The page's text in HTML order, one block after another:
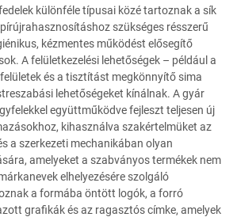
különféle típusai közé tartoznak a sík
szükséges résszerű
kézmentes működést elősegítő
A felületkezelési lehetőségek – például a
és a tisztítást megkönnyítő sima
lehetőségeket kínálnak. A gyár
együttműködve fejleszt teljesen új
kihasználva szakértelmüket az
a szerkezeti mechanikában olyan
amelyeket a szabványos termékek nem
elhelyezésére szolgáló
a formába öntött logók, a forró
grafikák és az ragasztós címke, amelyek